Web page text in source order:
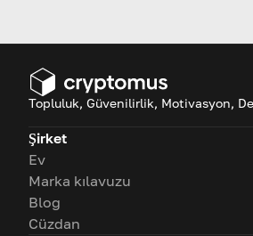
nedenleri
Topluluk, Güvenilirlik, Motivasyon,
Şirket
Ev
Marka kılavuzu
Blog
Cüzdan